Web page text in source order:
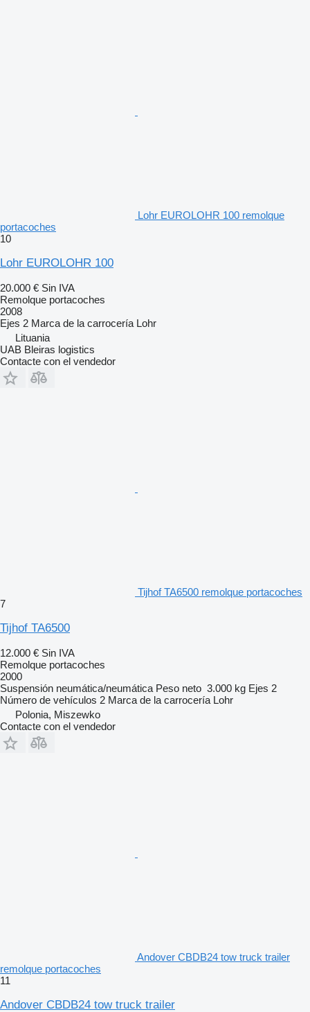
Lohr EUROLOHR 100 remolque
portacoches
10
Lohr EUROLOHR 100
20.000 € Sin IVA
Remolque portacoches
2008
Ejes 2 Marca de la carrocería Lohr
Lituania
UAB Bleiras logistics
Contacte con el vendedor
Tijhof TA6500 remolque portacoches
7
Tijhof TA6500
12.000 € Sin IVA
Remolque portacoches
2000
Suspensión neumática/neumática Peso neto 3.000 kg Ejes 2
Número de vehículos 2 Marca de la carrocería Lohr
Polonia, Miszewko
Contacte con el vendedor
Andover CBDB24 tow truck trailer
remolque portacoches
11
Andover CBDB24 tow truck trailer